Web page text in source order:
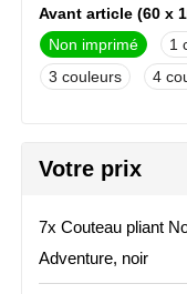
Parker pennen
Peekay
Retulp
Senator
Skross
Avant article (60 x
Non imprimé
1
3
4
Votre prix
7x Couteau pliant
Adventure, noir